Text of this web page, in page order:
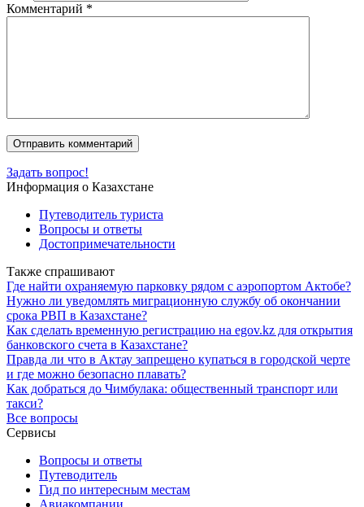
Комментарий *
Задать вопрос!
Информация о Казахстане
Путеводитель туриста
Вопросы и ответы
Достопримечательности
Также спрашивают
Где найти охраняемую парковку рядом с аэропортом Актобе?
Нужно ли уведомлять миграционную службу об окончании
срока РВП в Казахстане?
Как сделать временную регистрацию на egov.kz для открытия
банковского счета в Казахстане?
Правда ли что в Актау запрещено купаться в городской черте
и где можно безопасно плавать?
Как добраться до Чимбулака: общественный транспорт или
такси?
Все вопросы
Сервисы
Вопросы и ответы
Путеводитель
Гид по интересным местам
Авиакомпании